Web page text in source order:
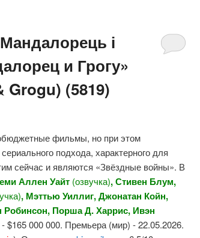
і
и Грогу»
Grogu) (5819)
фильмы, но при этом
подхода, характерного для
сейчас и являются «Звёздные войны». В
Аллен Уайт (озвучка), Стивен Блум,
, Мэттью Уиллиг, Джонатан Койн,
Порша Д. Харрис, Ивэн
000 000. Премьера (мир) - 22.05.2026.